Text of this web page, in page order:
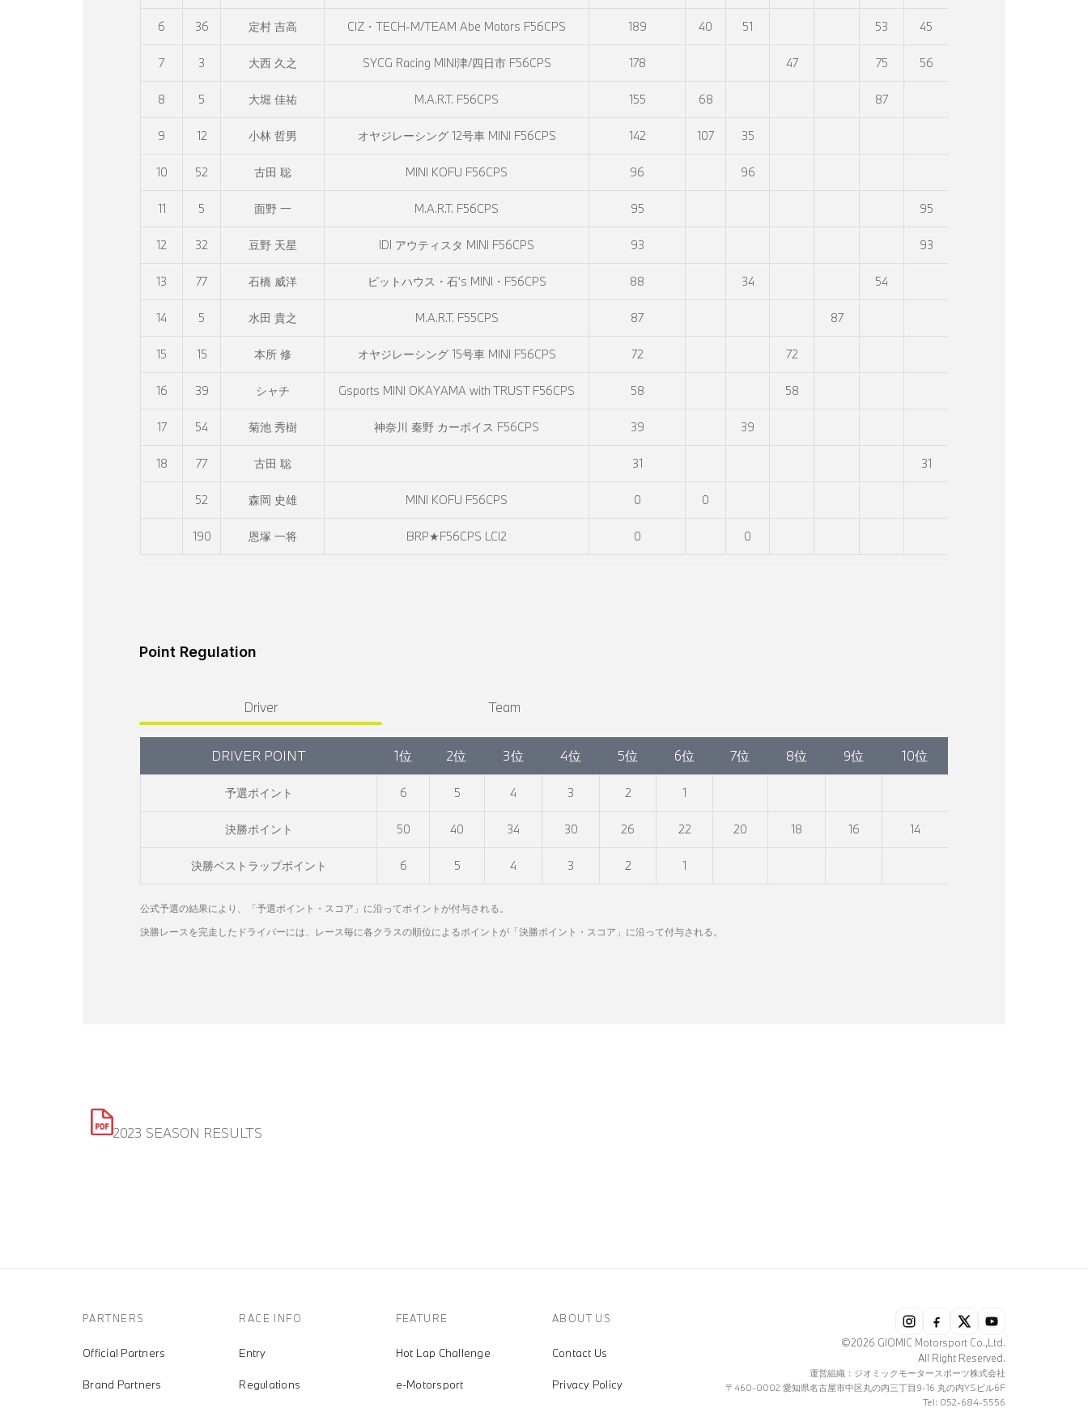
6 36 定村 吉高 CIZ・TECH-M/TEAM Abe Motors F56CPS 189 40 51 53 45
7 3 大西 久之 SYCG Racing MINI津/四日市 F56CPS 178 47 75 56
8 5 大堀 佳祐 M.A.R.T. F56CPS 155 68 87
9 12 小林 哲男 オヤジレーシング 12号車 MINI F56CPS 142 107 35
10 52 古田 聡 MINI KOFU F56CPS 96 96
11 5 面野 一 M.A.R.T. F56CPS 95 95
12 32 豆野 天星 IDI アウティスタ MINI F56CPS 93 93
13 77 石橋 威洋 ピットハウス・石’s MINI・F56CPS 88 34 54
14 5 水田 貴之 M.A.R.T. F55CPS 87 87
15 15 本所 修 オヤジレーシング 15号車 MINI F56CPS 72 72
16 39 シャチ Gsports MINI OKAYAMA with TRUST F56CPS 58 58
17 54 菊池 秀樹 神奈川 秦野 カーボイス F56CPS 39 39
18 77 古田 聡 31 31
52 森岡 史雄 MINI KOFU F56CPS 0 0
190 恩塚 一将 BRP★F56CPS LCI2 0 0
Point Regulation
Driver Team
DRIVER POINT 1位 2位 3位 4位 5位 6位 7位 8位 9位 10位
予選ポイント 6 5 4 3 2 1
決勝ポイント 50 40 34 30 26 22 20 18 16 14
決勝ベストラップポイント 6 5 4 3 2 1
公式予選の結果により、「予選ポイント・スコア」に沿ってポイントが付与される。
決勝レースを完走したドライバーには、レース毎に各クラスの順位によるポイントが「決勝ポイント・スコア」に沿って付与される。
2023 SEASON RESULTS
PARTNERS
Official Partners
Brand Partners
RACE INFO
Entry
Regulations
FEATURE
Hot Lap Challenge
e-Motorsport
ABOUT US
Contact Us
Privacy Policy
©2026 GIOMIC Motorsport Co.,Ltd.
All Right Reserved.
運営組織：ジオミックモータースポーツ株式会社
〒460-0002 愛知県名古屋市中区丸の内三丁目9-16 丸の内YSビル6F
Tel: 052-684-5556